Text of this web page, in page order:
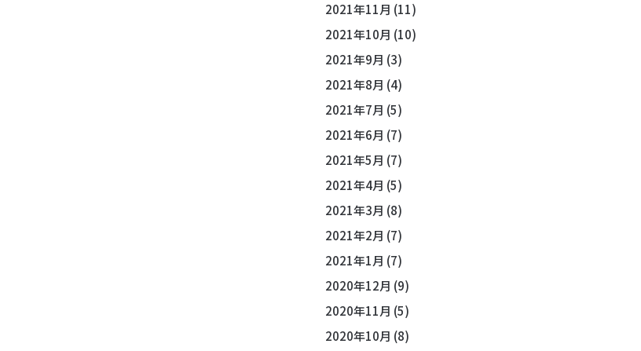
2021年11月 (11)
2021年10月 (10)
2021年9月 (3)
2021年8月 (4)
2021年7月 (5)
2021年6月 (7)
2021年5月 (7)
2021年4月 (5)
2021年3月 (8)
2021年2月 (7)
2021年1月 (7)
2020年12月 (9)
2020年11月 (5)
2020年10月 (8)